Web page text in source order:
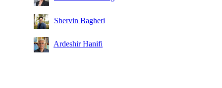
Shervin Bagheri
Ardeshir Hanifi